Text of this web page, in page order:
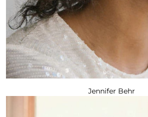
Jennifer Behr